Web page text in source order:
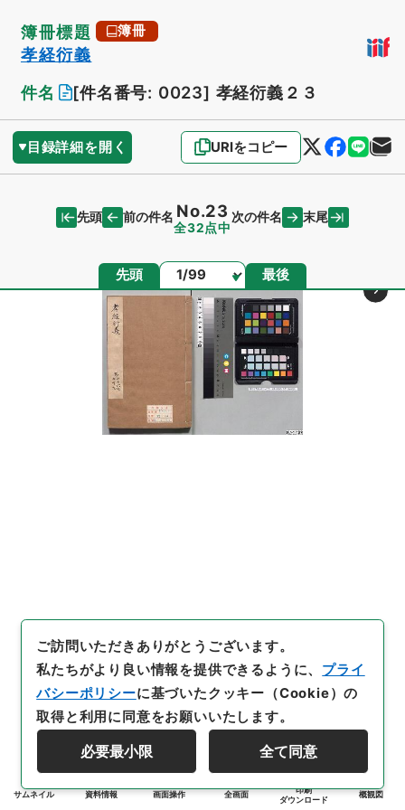
簿冊標題 簿冊
孝経衍義
件名
[件名番号: 0023] 孝経衍義２３
目録詳細を開く URIをコピー
先頭 前の件名 No.23
全32点中
次の件名 末尾
先頭 ページ 最後
サムネイル 資料情報 画面操作 全画面
印刷
ダウンロード
概観図
ご訪問いただきありがとうございます。
私たちがより良い情報を提供できるように、 プライ
バシーポリシーに基づいたクッキー（Cookie）の
取得と利用に同意をお願いいたします。
必要最小限 全て同意